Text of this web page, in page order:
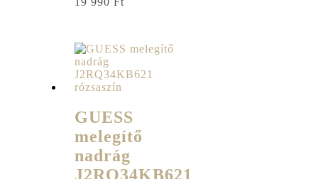
GUESS
melegítő
nadrág
J2RQ34KB621